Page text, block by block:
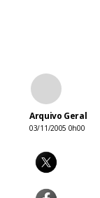
Arquivo Geral
03/11/2005 0h00